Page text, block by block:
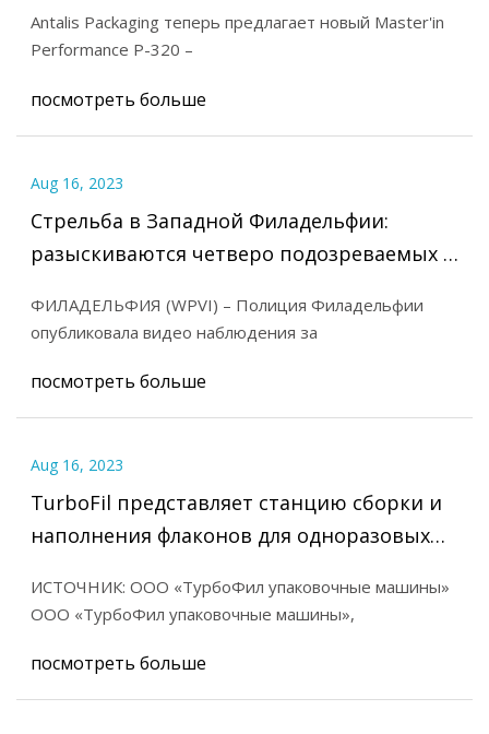
Antalis Packaging теперь предлагает новый Master'in
Performance P-320 –
посмотреть больше
Aug 16, 2023
Стрельба в Западной Филадельфии:
разыскиваются четверо подозреваемых в
трое подростков
ФИЛАДЕЛЬФИЯ (WPVI) – Полиция Филадельфии
опубликовала видео наблюдения за
посмотреть больше
Aug 16, 2023
TurboFil представляет станцию ​​сборки и
наполнения флаконов для одноразовых
ИСТОЧНИК: ООО «ТурбоФил упаковочные машины»
ООО «ТурбоФил упаковочные машины»,
посмотреть больше